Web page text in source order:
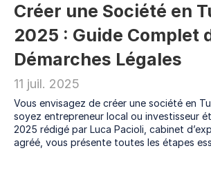
Créer une Société en
2025 : Guide Complet
Démarches Légales
11 juil. 2025
Vous envisagez de créer une société en
soyez entrepreneur local ou investisseur
2025 rédigé par Luca Pacioli, cabinet
agréé, vous présente toutes les étapes